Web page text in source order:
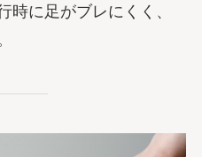
時に足がブレにくく、